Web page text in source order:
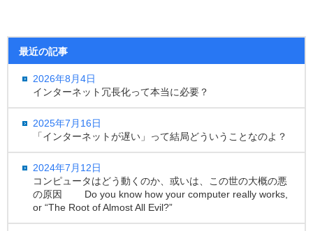
最近の記事
2026年8月4日
インターネット冗長化って本当に必要？
2025年7月16日
「インターネットが遅い」って結局どういうことなのよ？
2024年7月12日
コンピュータはどう動くのか、或いは、この世の大概の悪
の原因 Do you know how your computer really works,
or “The Root of Almost All Evil?”